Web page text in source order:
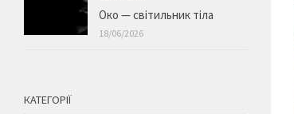
Око — світильник тіла
18/06/2026
КАТЕГОРІЇ